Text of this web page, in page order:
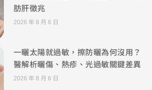
肪肝徵兆
2026 年 8 月 6 日
一曬太陽就過敏，擦防曬為何沒用？
醫解析曬傷、熱疹、光過敏關鍵差異
2026 年 8 月 6 日